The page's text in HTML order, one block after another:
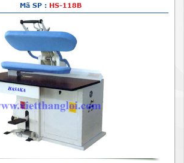
Mã SP : HS-118B